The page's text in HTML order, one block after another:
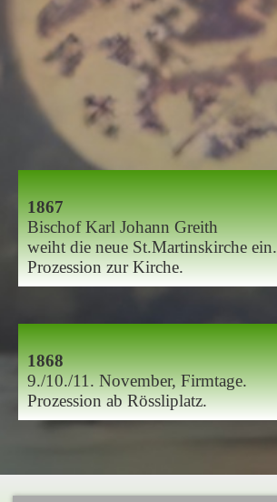
1867
Bischof Karl Johann Greith
weiht die neue St.Martinskirche ein.
Prozession zur Kirche.
1868
9./10./11. November, Firmtage.
Prozession ab Rössliplatz.